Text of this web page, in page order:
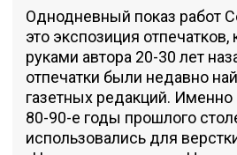
Однодневный показ работ
это экспозиция
руками автора 20-30 лет
отпечатки были недавно
газетных редакций. Именно
80-90-е годы прошлого
использовались для